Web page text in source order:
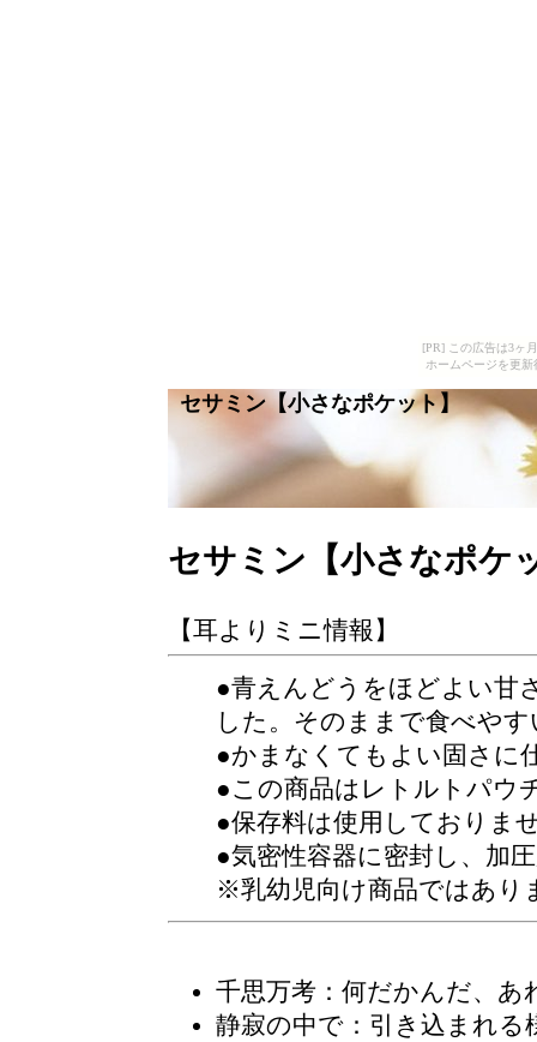
[PR] この広告は3ヶ
ホームページを更
セサミン【小さなポケット】
セサミン【小さなポケ
【耳よりミニ情報】
●青えんどうをほどよい甘
した。そのままで食べや
●かまなくてもよい固さに
●この商品はレトルトパウ
●保存料は使用しておりま
●気密性容器に密封し、加
※乳幼児向け商品ではあり
千思万考 ：何だかんだ、
静寂の中で ：引き込まれ